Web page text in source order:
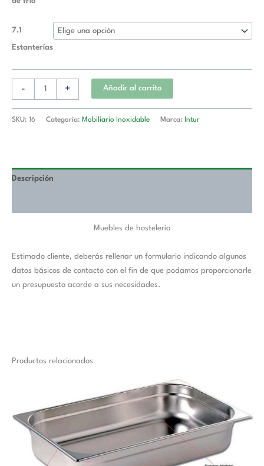
7.1
Estanterías
- + Añadir al carrito
SKU: 16 Categoría: Mobiliario Inoxidable Marca: Intur
Descripción
Muebles de hostelería
Estimado cliente, deberás rellenar un formulario indicando algunos
datos básicos de contacto con el fin de que podamos proporcionarle
un presupuesto acorde a sus necesidades.
Productos relacionados